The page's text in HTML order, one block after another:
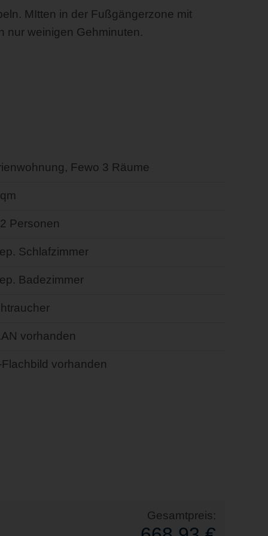
MItten in der Fußgängerzone mit
nur weinigen Gehminuten.
Fewo 3 Räume
Personen
Schlafzimmer
Badezimmer
vorhanden
vorhanden
Gesamtpreis: